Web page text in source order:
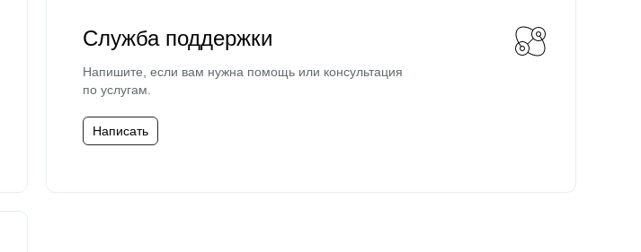
Служба поддержки
Напишите, если вам нужна помощь или консультация
по услугам.
Написать